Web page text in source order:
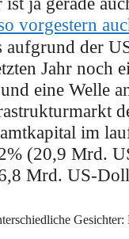
vorgestern
aufgrund der
Jahr noch
eine Welle
im
(20,9 Mrd.
Mrd. US-